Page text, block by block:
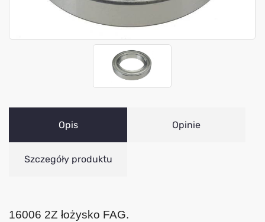
Opis Opinie
Szczegóły produktu
16006 2Z łożysko FAG.